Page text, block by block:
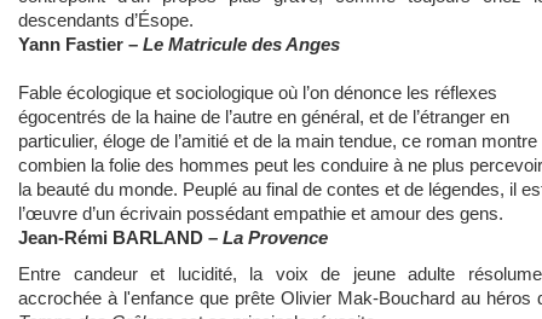
descendants d’Ésope.
Yann Fastier – Le Matricule des Anges
Fable écologique et sociologique où l’on dénonce les réflexes
égocentrés de la haine de l’autre en général, et de l’étranger en
particulier, éloge de l’amitié et de la main tendue, ce roman montre
combien la folie des hommes peut les conduire à ne plus percevoir
la beauté du monde. Peuplé au final de contes et de légendes, il
l’œuvre d’un écrivain possédant empathie et amour des gens.
Jean-Rémi BARLAND – La Provence
Entre candeur et lucidité, la voix de jeune adulte
accrochée à l'enfance que prête Olivier Mak-Bouchard au héros